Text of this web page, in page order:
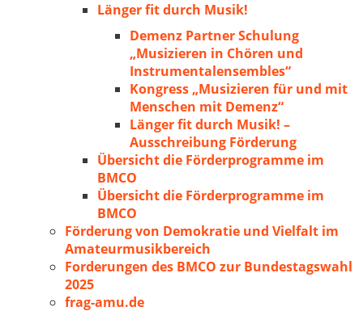
Länger fit durch Musik!
Demenz Partner Schulung
„Musizieren in Chören und
Instrumentalensembles“
Kongress „Musizieren für und mit
Menschen mit Demenz“
Länger fit durch Musik! –
Ausschreibung Förderung
Übersicht die Förderprogramme im
BMCO
Übersicht die Förderprogramme im
BMCO
Förderung von Demokratie und Vielfalt im
Amateurmusikbereich
Forderungen des BMCO zur Bundestagswahl
2025
frag-amu.de